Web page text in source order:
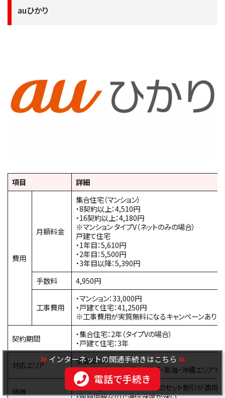
auひかり
項目 詳細
費用
月額料金
集合住宅（マンション）
・8契約以上：4,510円
・16契約以上：4,180円
※マンション タイプV（ネットのみの場合）
戸建て住宅
・1年目：5,610円
・2年目：5,500円
・3年目以降：5,390円
手数料
4,950円
工事費用
・マンション：33,000円
・戸建て住宅：41,250円
※工事費用が実質無料になるキャンペーンあり
契約期間
・集合住宅：2年（タイプVの場合）
・戸建て住宅：3年
対応エリア
全国エリア
※戸建てタイプの場合、関西・東海・沖縄エリアで
特徴
・au、UQモバイルのスマホとのセット割引が適用
インターネットの開通手続きはこちら
電話で手続き